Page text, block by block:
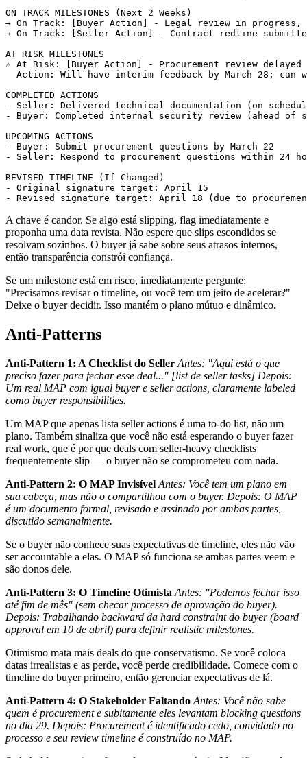
ON TRACK MILESTONES (Next 2 Weeks)
→ On Track: [Buyer Action] - Legal review in progress,
→ On Track: [Seller Action] - Contract redline
AT RISK MILESTONES
⚠ At Risk: [Buyer Action] - Procurement review
Action: Will have interim feedback by March 28; can
COMPLETED ACTIONS
- Seller: Delivered technical documentation (on
- Buyer: Completed internal security review (ahead of
UPCOMING ACTIONS
- Buyer: Submit procurement questions by March 22
- Seller: Respond to procurement questions within 24
REVISED TIMELINE (If Changed)
- Original signature target: April 15
A chave é candor. Se algo está slipping, flag imediatamente e
proponha uma data revista. Não espere que slips escondidos se
resolvam sozinhos. O buyer já sabe sobre seus atrasos internos,
então transparência constrói confiança.
Se um milestone está em risco, imediatamente pergunte:
"Precisamos revisar o timeline, ou você tem um jeito de acelerar?"
Deixe o buyer decidir. Isso mantém o plano mútuo e dinâmico.
Anti-Patterns
Anti-Pattern 1: A Checklist do Seller Antes: "Aqui está o que
preciso fazer para fechar esse deal..." [list de seller tasks] Depois:
Um real MAP com igual buyer e seller actions, claramente labeled
como buyer responsibilities.
Um MAP que apenas lista seller actions é uma to-do list, não um
plano. Também sinaliza que você não está esperando o buyer fazer
real work, que é por que deals com seller-heavy checklists
frequentemente slip — o buyer não se comprometeu com nada.
Anti-Pattern 2: O MAP Invisível Antes: Você tem um plano em
sua cabeça, mas não o compartilhou com o buyer. Depois: O MAP
é um documento formal, revisado e assinado por ambas partes,
discutido semanalmente.
Se o buyer não conhece suas expectativas de timeline, eles não vão
ser accountable a elas. O MAP só funciona se ambas partes veem e
são donos dele.
Anti-Pattern 3: O Timeline Otimista Antes: "Podemos fechar isso
até fim de mês" (sem checar processo de aprovação do buyer).
Depois: Trabalhando backward da hard constraint do buyer (board
approval em 10 de abril) para definir realistic milestones.
Otimismo mata mais deals do que conservatismo. Se você coloca
datas irrealistas e as perde, você perde credibilidade. Comece com o
timeline do buyer primeiro, então gerenciar expectativas de lá.
Anti-Pattern 4: O Stakeholder Faltando Antes: Você não sabe
quem é procurement e subitamente eles levantam blocking questions
no dia 29. Depois: Procurement é identificado cedo, convidado no
processo e seu review timeline é construído no MAP.